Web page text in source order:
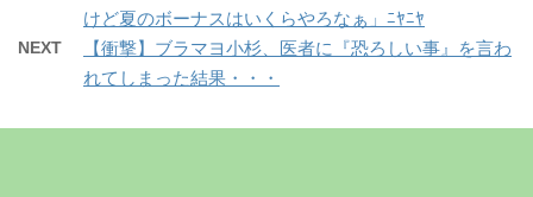
けど夏のボーナスはいくらやろなぁ」ﾆﾔﾆﾔ
NEXT
【衝撃】ブラマヨ小杉、医者に『恐ろしい事』を言わ
れてしまった結果・・・